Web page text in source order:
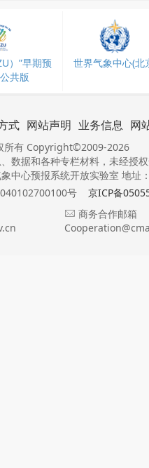
）”早期预
共版
世界气象中心(北
式 网站声明 业务信息 网
所有 Copyright©2009-2026
数据和各种专栏材料，未经授
中心预报系统开放实验室 地址
号
京ICP备
商务合作邮箱